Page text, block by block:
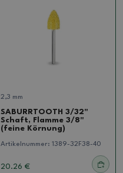
2,3 mm
SABURRTOOTH 3/32"
Schaft, Flamme 3/8"
(feine Körnung)
Artikelnummer: 1389-32F38-40
20.26 €